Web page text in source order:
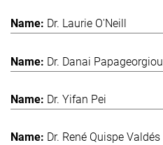
Dr. Laurie O'Neill
Dr. Danai Papageorgiou
Dr. Yifan Pei
Dr. René Quispe Valdés